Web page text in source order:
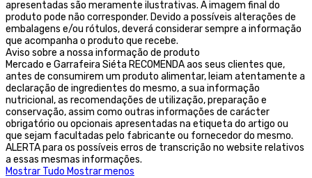
apresentadas são meramente ilustrativas. A imagem final do
produto pode não corresponder. Devido a possíveis alterações de
embalagens e/ou rótulos, deverá considerar sempre a informação
que acompanha o produto que recebe.
Aviso sobre a nossa informação de produto
Mercado e Garrafeira Siéta RECOMENDA aos seus clientes que,
antes de consumirem um produto alimentar, leiam atentamente a
declaração de ingredientes do mesmo, a sua informação
nutricional, as recomendações de utilização, preparação e
conservação, assim como outras informações de carácter
obrigatório ou opcionais apresentadas na etiqueta do artigo ou
que sejam facultadas pelo fabricante ou fornecedor do mesmo.
ALERTA para os possíveis erros de transcrição no website relativos
a essas mesmas informações.
Mostrar Tudo Mostrar menos